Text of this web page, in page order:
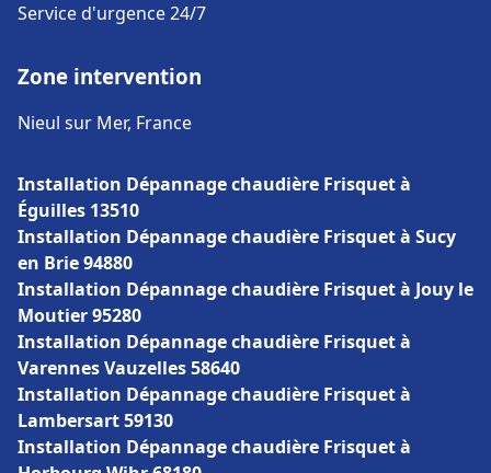
Service d'urgence 24/7
Zone intervention
Nieul sur Mer, France
Installation Dépannage chaudière Frisquet à
Éguilles 13510
Installation Dépannage chaudière Frisquet à Sucy
en Brie 94880
Installation Dépannage chaudière Frisquet à Jouy le
Moutier 95280
Installation Dépannage chaudière Frisquet à
Varennes Vauzelles 58640
Installation Dépannage chaudière Frisquet à
Lambersart 59130
Installation Dépannage chaudière Frisquet à